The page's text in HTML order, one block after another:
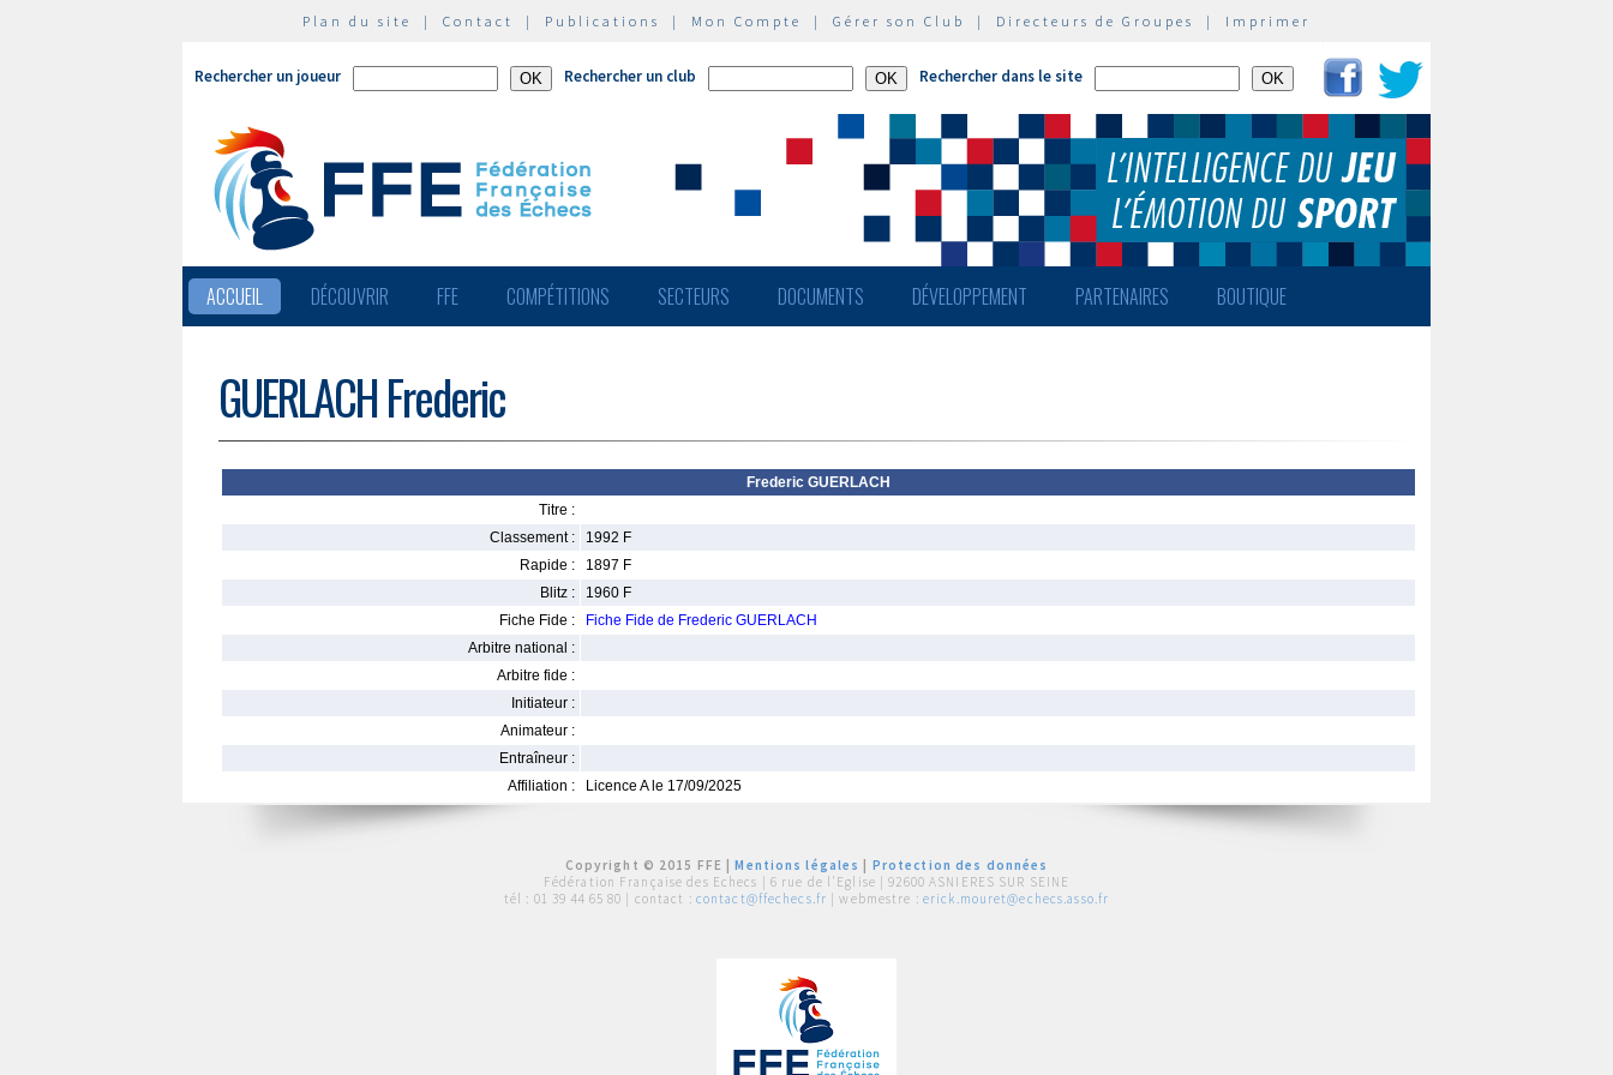
Plan du site | Contact | Publications | Mon Compte | Gérer son Club | Directeurs de Groupes | Imprimer
Rechercher un joueur Rechercher un club Rechercher dans le site
ACCUEIL DÉCOUVRIR FFE COMPÉTITIONS SECTEURS DOCUMENTS DÉVELOPPEMENT PARTENAIRES BOUTIQUE
GUERLACH Frederic
Frederic GUERLACH
Titre :
Classement :
1992 F
Rapide :
1897 F
Blitz :
1960 F
Fiche Fide :
Fiche Fide de Frederic GUERLACH
Arbitre national :
Arbitre fide :
Initiateur :
Animateur :
Entraîneur :
Affiliation :
Licence A le 17/09/2025
Copyright © 2015 FFE |Mentions légales
Protection des données
Fédération Française des Echecs | 6 rue de l'Eglise | 92600 ASNIERES SUR SEINE
tél : 01 39 44 65 80 | contact : contact@ffechecs.fr | webmestre : erick.mouret@echecs.asso.fr